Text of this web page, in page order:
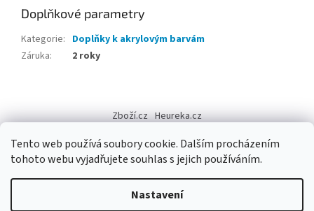
Tento web používá soubory cookie. Dalším procházením
tohoto webu vyjadřujete souhlas s jejich používáním.
Nastavení
Doplňkové parametry
Kategorie: Doplňky k akrylovým barvám
Záruka: 2 roky
p
Zboží.cz Heureka.cz